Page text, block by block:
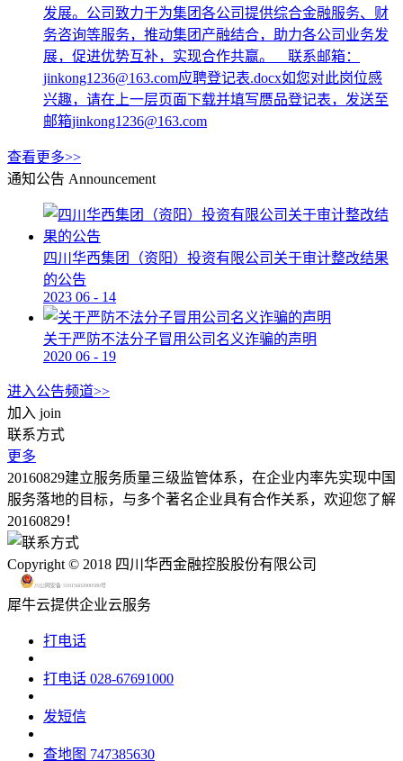
发展。公司致力于为集团各公司提供综合金融服务、财
务咨询等服务，推动集团产融结合，助力各公司业务发
展，促进优势互补，实现合作共赢。 联系邮箱：
jinkong1236@163.com应聘登记表.docx如您对此岗位感
兴趣，请在上一层页面下载并填写赝品登记表，发送至
邮箱jinkong1236@163.com
查看更多>>
通知公告 Announcement
四川华西集团（资阳）投资有限公司关于审计整改结果
的公告
2023 06 - 14
关于严防不法分子冒用公司名义诈骗的声明
2020 06 - 19
进入公告频道>>
加入 join
联系方式
更多
20160829建立服务质量三级监管体系，在企业内率先实现中国
服务落地的目标，与多个著名企业具有合作关系，欢迎您了解
20160829！
Copyright © 2018 四川华西金融控股股份有限公司
川公网安备 51015602000580号
犀牛云提供企业云服务
打电话
打电话 028-67691000
发短信
查地图 747385630